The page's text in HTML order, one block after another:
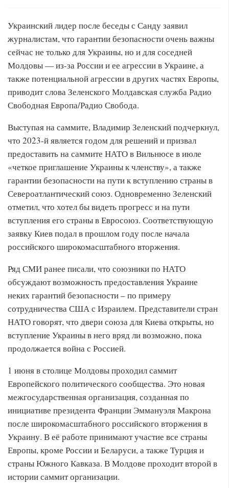
Украинский лидер после беседы с Санду заявил
журналистам, что гарантии безопасности очень важны
сейчас не только для Украины, но и для соседней
Молдовы — из-за России и ее агрессии в Украине, а
также потенциальной агрессии в других частях Европы,
приводит слова Зеленского Молдавская служба Радио
Свободная Европа/Радио Свобода.
Выступая на саммите, Владимир Зеленский подчеркнул,
что 2023-й является годом для решений и призвал
предоставить на саммите НАТО в Вильнюсе в июле
«четкое приглашение Украины к членству», а также
гарантии безопасности на пути к вступлению страны в
Североатлантический союз. Одновременно Зеленский
отметил, что хотел бы видеть прогресс и на пути
вступления его страны в Евросоюз. Соответствующую
заявку Киев подал в прошлом году после начала
российского широкомасштабного вторжения.
Ряд СМИ ранее писали, что союзники по НАТО
обсуждают возможность предоставления Украине
неких гарантий безопасности – по примеру
сотрудничества США с Израилем. Представители стран
НАТО говорят, что двери союза для Киева открыты, но
вступление Украины в него вряд ли возможно, пока
продолжается война с Россией.
1 июня в столице Молдовы проходил саммит
Европейского политического сообщества. Это новая
межгосударственная организация, созданная по
инициативе президента Франции Эммануэля Макрона
после широкомасштабного российского вторжения в
Украину. В её работе принимают участие все страны
Европы, кроме России и Беларуси, а также Турция и
страны Южного Кавказа. В Молдове проходит второй в
истории саммит организации.